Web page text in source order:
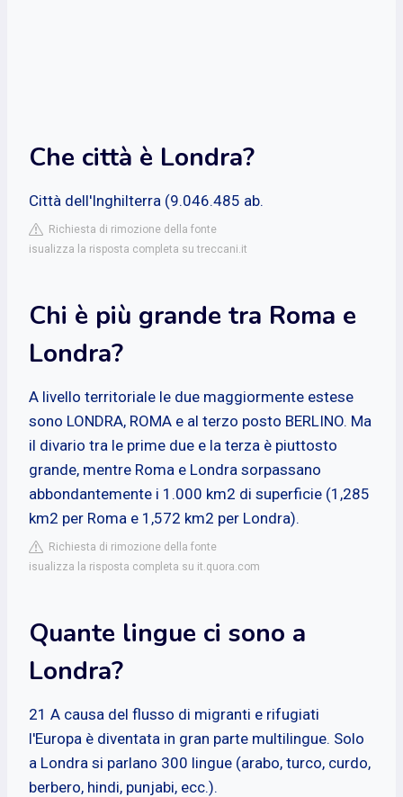
Che città è Londra?
Città dell'Inghilterra (9.046.485 ab.
Richiesta di rimozione della fonte
isualizza la risposta completa su treccani.it
Chi è più grande tra Roma e
Londra?
A livello territoriale le due maggiormente estese
sono LONDRA, ROMA e al terzo posto BERLINO. Ma
il divario tra le prime due e la terza è piuttosto
grande, mentre Roma e Londra sorpassano
abbondantemente i 1.000 km2 di superficie (1,285
km2 per Roma e 1,572 km2 per Londra).
Richiesta di rimozione della fonte
isualizza la risposta completa su it.quora.com
Quante lingue ci sono a
Londra?
21 A causa del flusso di migranti e rifugiati
l'Europa è diventata in gran parte multilingue. Solo
a Londra si parlano 300 lingue (arabo, turco, curdo,
berbero, hindi, punjabi, ecc.).